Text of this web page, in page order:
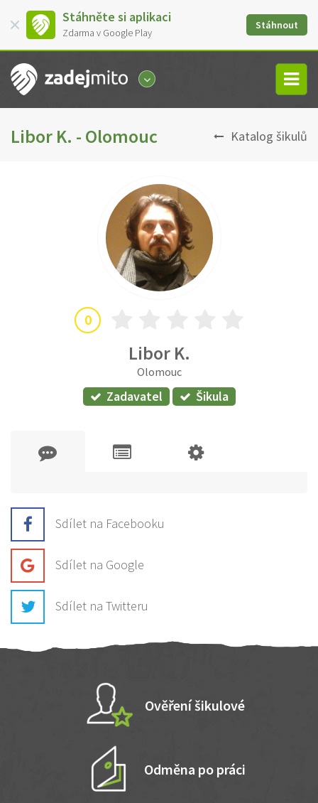
Stáhněte si aplikaci
Zdarma v Google Play
Stáhnout
Libor K. - Olomouc Katalog šikulů
0
Libor K.
Olomouc
Zadavatel Šikula
Sdílet na Facebooku
Sdílet na Google
Sdílet na Twitteru
Ověření šikulové
Odměna po práci